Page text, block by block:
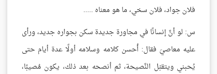
فلان جواد، فلان سخي، ما هو معناه .....
س: لو أنَّ إنسانًا في مجاورة جديدة سكن بجواره جديد، ورأى
عليه معاصيَ فقال: أُحسن كلامه وسلامه أولًا عدة أيام حتى
يُحبني ويتقبّل النَّصيحة، ثم أنصحه بعد ذلك، يكون مُصيبًا،